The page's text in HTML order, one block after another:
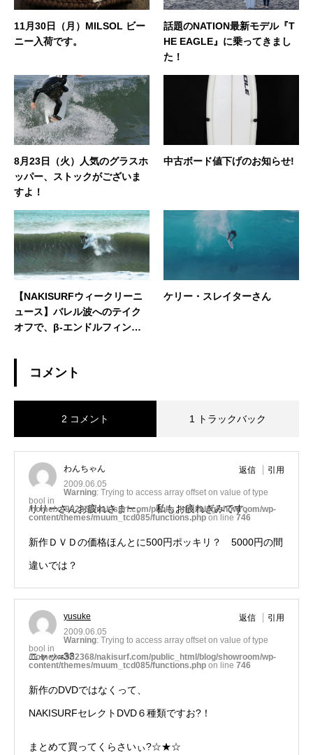
11月30日（月）MILSOL ビー
ニー入荷です。
話題のNATION最新モデル『T
HE EAGLE』に乗ってきまし
た！
8月23日（火）人気のグラスホ
ッパー、ストックがございま
すよ！
中古ボード値下げのお知らせ!
【NAKISURFウィークリーニ
ュース】バレル波へのテイク
オフで、β-エンドルフィン放
けてバレル内加速グライド展
開中です！
ケリー・スレイターさん
コメント
2 コメント 1 トラックバック
わんちゃん
2009.06.05
Warning: Trying to access array offset on value of type
bool in
/home/xs902368/nakisurf.com/public_html/blog/showroom/wp-
content/themes/muum_tcd085/functions.php on line 746
返信 引用
りりーさんお疲れさまー。 私もお疲れぎみです。
新作ＤＶＤの価格ほんとに500円ポッキリ？ 5000円の間
違いでは？
yusuke
2009.06.05
Warning: Trying to access array offset on value of type
bool in
/home/xs902368/nakisurf.com/public_html/blog/showroom/wp-
content/themes/muum_tcd085/functions.php on line 746
返信 引用
ニャッ=33
新作のDVDではなくって、
NAKISURFセレクトDVD６種類ですお?！
まとめて買ってくらさいぃ?☆★☆